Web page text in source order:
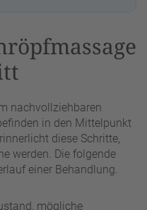
nachvollziehbaren
in den Mittelpunkt
diese Schritte,
werden. Die folgende
einer Behandlung.
mögliche